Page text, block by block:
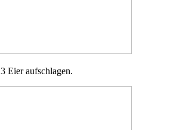
3 Eier aufschlagen.